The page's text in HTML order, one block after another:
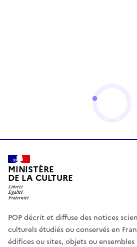
MINISTÈRE
DE LA CULTURE
POP décrit et diffuse des notices
culturels étudiés ou conservés en
édifices ou sites, objets ou